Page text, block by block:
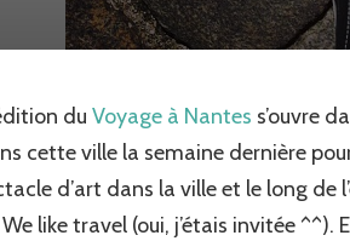
Le
voyage
le
retour…
du Voyage à Nantes s’ouvre
cette ville la semaine dernière
d’art dans la ville et le long de
like travel (oui, j’étais invitée